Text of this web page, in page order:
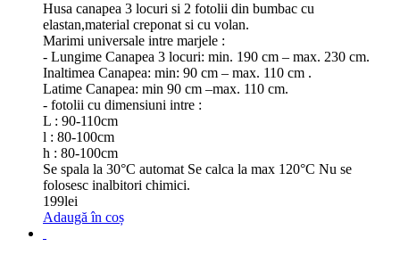
Husa canapea 3 locuri si 2 fotolii din bumbac cu
elastan,material creponat si cu volan.
Marimi universale intre marjele :
- Lungime Canapea 3 locuri: min. 190 cm – max. 230 cm.
Inaltimea Canapea: min: 90 cm – max. 110 cm .
Latime Canapea: min 90 cm –max. 110 cm.
- fotolii cu dimensiuni intre :
L : 90-110cm
l : 80-100cm
h : 80-100cm
Se spala la 30°C automat Se calca la max 120°C Nu se
folosesc inalbitori chimici.
199lei
Adaugă în coș